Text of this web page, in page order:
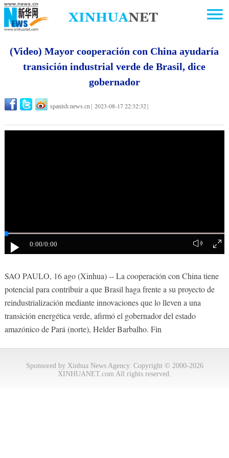
(Video) Mayor cooperación con China ayudaría
transición industrial verde de Brasil, dice
gobernador
spanish.news.cn 2023-08-17 22:32:32
0:00/0:00
SAO PAULO, 16 ago (Xinhua) -- La cooperación con China tiene
potencial para contribuir a que Brasil haga frente a su proyecto de
reindustrialización mediante innovaciones que lo lleven a una
transición energética verde, afirmó el gobernador del estado
amazónico de Pará (norte), Helder Barbalho. Fin
Sponsored by Xinhua News Agency. Copyright © 2000-2026
XINHUANET.com All rights reserved.